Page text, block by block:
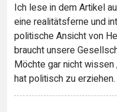
Ich lese in dem Artikel
eine realitätsferne und
politische Ansicht von
braucht unsere
Möchte gar nicht
hat politisch zu erziehen.